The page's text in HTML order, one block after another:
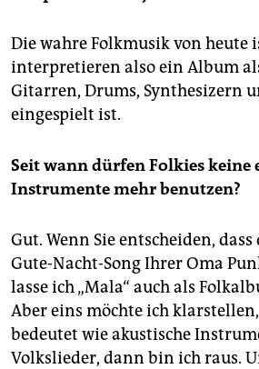
Die wahre Folkmusik von heute
interpretieren also ein Album
Gitarren, Drums, Synthesizern
eingespielt ist.
Seit wann dürfen Folkies keine
Instrumente mehr benutzen?
Gut. Wenn Sie entscheiden,
Gute-Nacht-Song Ihrer Oma
lasse ich „Mala“ auch als
Aber eins möchte ich
bedeutet wie akustische
Volkslieder, dann bin ich raus.